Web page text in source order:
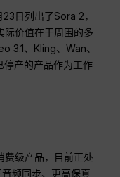
日列出了Sora 2，
价值在于周围的多
3.1、Kling、Wan、
产的产品作为工作
级产品，目前正处
频同步、更高保真